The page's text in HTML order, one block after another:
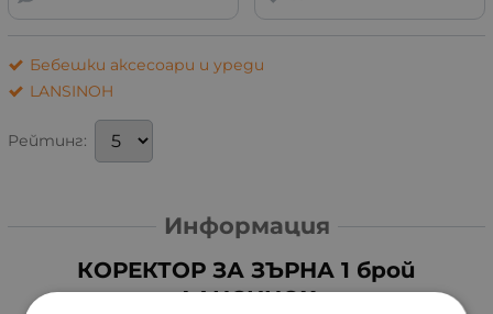
Бебешки аксесоари и уреди
LANSINOH
Рейтинг:
Информация
КОРЕКТОР ЗА ЗЪРНА 1 брой
ЛАНСИНОХ